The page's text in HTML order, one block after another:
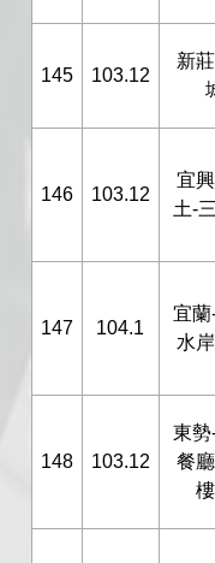
145 103.12
新
146 103.12
宜
土-
147 104.1
宜
水
148 103.12
東勢
餐